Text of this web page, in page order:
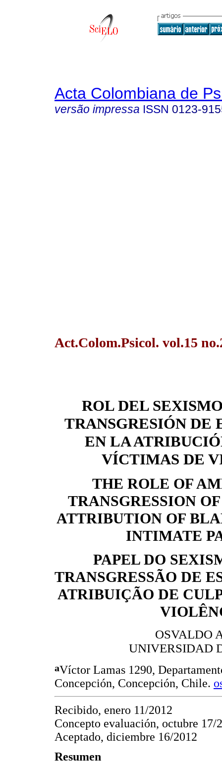
Acta Colombiana de
versão impressa ISSN 0123-
Act.Colom.Psicol. vol.15
ROL DEL
TRANSGRESIÓN DE
EN LA
VÍCTIMAS DE
THE ROLE OF
TRANSGRESSION
ATTRIBUTION OF
INTIMATE
PAPEL DO
TRANSGRESSÃO DE
ATRIBUIÇÃO DE
OSVALDO
UNIVERSIDAD
aVíctor Lamas 1290,
Concepción, Concepción, Chile.
Recibido, enero 11/2012
Concepto evaluación, octubre 17/
Aceptado, diciembre 16/2012
Resumen